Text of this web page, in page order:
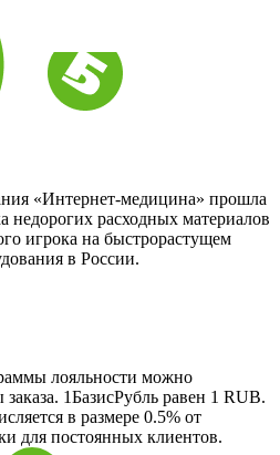
«Интернет-медицина» прошла
недорогих расходных материалов
игрока на быстрорастущем
в России.
лояльности можно
1БазисРубль равен 1 RUB.
в размере 0.5% от
для постоянных клиентов.